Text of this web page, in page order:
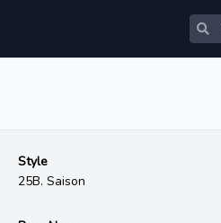
Style
25B. Saison